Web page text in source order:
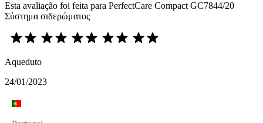
Esta avaliação foi feita para PerfectCare Compact GC7844/20
Σύστημα σιδερώματος
Aqueduto
24/01/2023